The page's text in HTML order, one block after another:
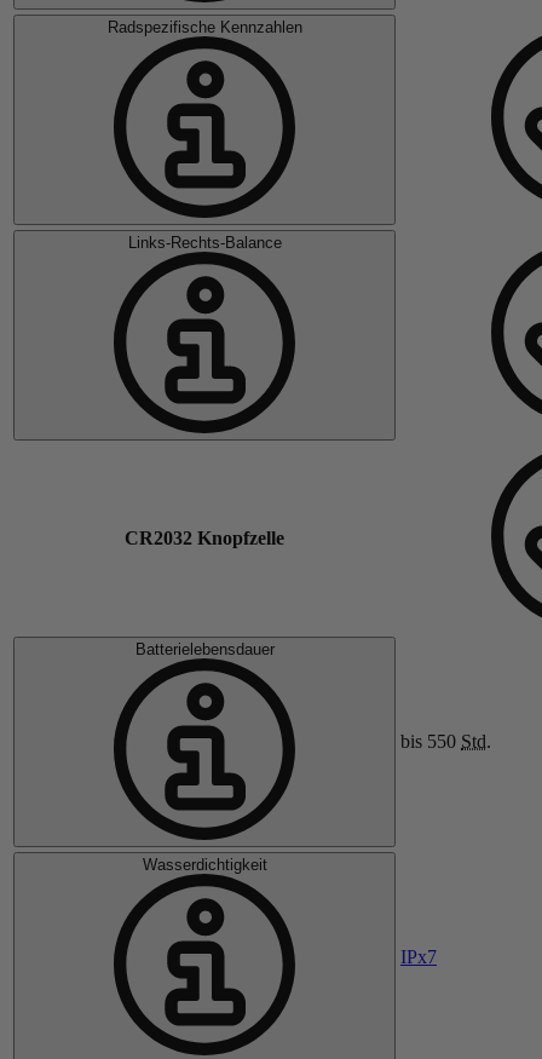
Radspezifische Kennzahlen
Links-Rechts-Balance
CR2032 Knopfzelle
Batterielebensdauer
bis 550 Std.
Wasserdichtigkeit
IPx7